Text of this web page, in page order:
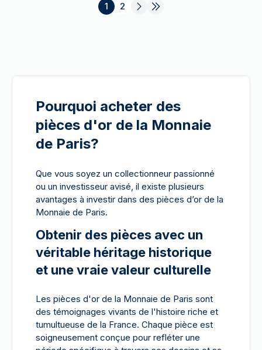
1 2
Pourquoi acheter des
pièces d'or de la Monnaie
de Paris?
Que vous soyez un collectionneur passionné
ou un investisseur avisé, il existe plusieurs
avantages à investir dans des pièces d’or de la
Monnaie de Paris.
Obtenir des pièces avec un
véritable héritage historique
et une vraie valeur culturelle
Les pièces d'or de la Monnaie de Paris sont
des témoignages vivants de l'histoire riche et
tumultueuse de la France. Chaque pièce est
soigneusement conçue pour refléter une